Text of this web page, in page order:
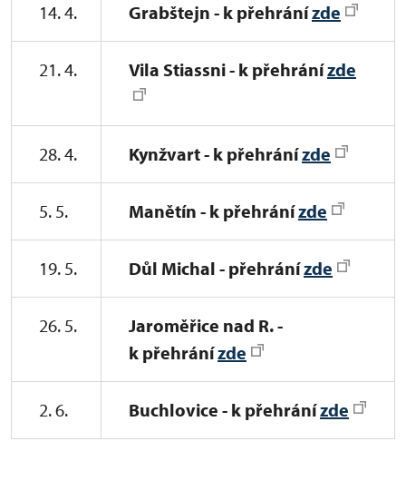
14. 4. Grabštejn - k přehránízde
21. 4. Vila Stiassni - k přehránízde
28. 4. Kynžvart - k přehránízde
5. 5. Manětín - k přehránízde
19. 5. Důl Michal - přehránízde
26. 5.
Jaroměřice nad R. -
k přehránízde
2. 6. Buchlovice - k přehránízde